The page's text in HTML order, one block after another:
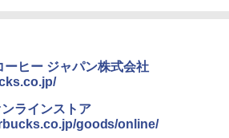
[山善] スチームオーブンレンジ 省エネ
高効率 15L 一人暮らし 二人暮らし スチ
ーム調理 フラットテーブル トースト機
能 自動メニュー33種 簡単お手入れ ブラ
ーヒー ジャパン株式会社
ラインストア
goods/online/